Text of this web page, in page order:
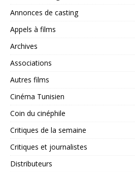
Annonces de casting
Appels à films
Archives
Associations
Autres films
Cinéma Tunisien
Coin du cinéphile
Critiques de la semaine
Critiques et journalistes
Distributeurs